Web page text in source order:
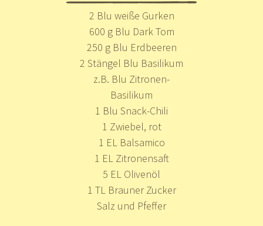
2 Blu weiße Gurken
600 g Blu Dark Tom
250 g Blu Erdbeeren
2 Stängel Blu Basilikum
z.B. Blu Zitronen-
Basilikum
1 Blu Snack-Chili
1 Zwiebel, rot
1 EL Balsamico
1 EL Zitronensaft
5 EL Olivenöl
1 TL Brauner Zucker
Salz und Pfeffer